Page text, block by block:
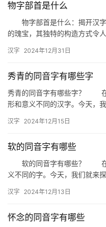
物字部首是什么
物字部首是什么：揭开汉
的瑰宝，其独特的构造方式令
探讨…
汉字 2024年12月31日
秀青的同音字有哪些字
秀青的同音字有哪些字？ 在
形和意义不同的汉字。今天，
汉字 2024年12月15日
软的同音字有哪些
软的同音字有哪些？ 在汉
义不同的字。今天，我们就来
汉字 2024年12月13日
怀念的同音字有哪些